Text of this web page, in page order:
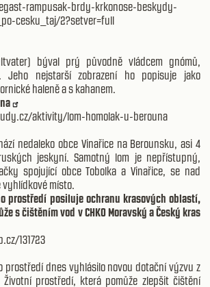
rampusak-brdy-krkonose-beskydy-
cesku_taj/2?setver=full
býval prý původně vládcem gnómů,
Jeho nejstarší zobrazení ho popisuje jako
haleně a s kahanem.
aktivity/lom-homolak-u-berouna
nedaleko obce Vinařice na Berounsku, asi 4
jeskyní. Samotný lom je nepřístupný,
spojující obce Tobolka a Vinařice, se nad
vyhlídkové místo.
prostředí posiluje ochranu krasových oblastí,
s čištěním vod v CHKO Moravský a Český kras
131723
prostředí dnes vyhlásilo novou dotační výzvu z
Životní prostředí, která pomůže zlepšit čištění